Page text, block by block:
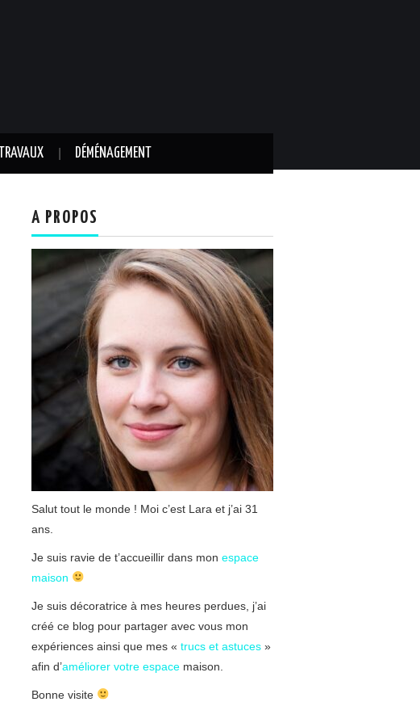
TRAVAUX DÉMÉNAGEMENT
A PROPOS
Salut tout le monde ! Moi c’est Lara et j’ai 31
ans.
Je suis ravie de t’accueillir dans mon espace
maison
Je suis décoratrice à mes heures perdues, j’ai
créé ce blog pour partager avec vous mon
expériences ainsi que mes « trucs et astuces »
afin d’améliorer votre espace maison.
Bonne visite